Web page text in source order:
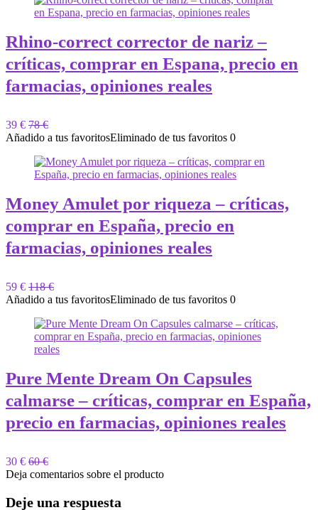
Rhino-correct сorrector de nariz –
críticas, comprar en Espana, precio en
farmacias, opiniones reales
39 € 78 €
Añadido a tus favoritosEliminado de tus favoritos 0
Money Amulet por riqueza – críticas,
comprar en España, precio en
farmacias, opiniones reales
59 € 118 €
Añadido a tus favoritosEliminado de tus favoritos 0
Pure Mente Dream On Capsules
calmarse – críticas, comprar en España,
precio en farmacias, opiniones reales
30 € 60 €
Deja comentarios sobre el producto
Deje una respuesta